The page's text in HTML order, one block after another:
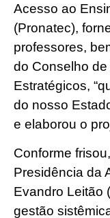
Acesso ao
(Pronatec),
professores,
do Conselho
Estratégicos,
do nosso
e elaborou o
Conforme
Presidência da
Evandro Leitão
gestão